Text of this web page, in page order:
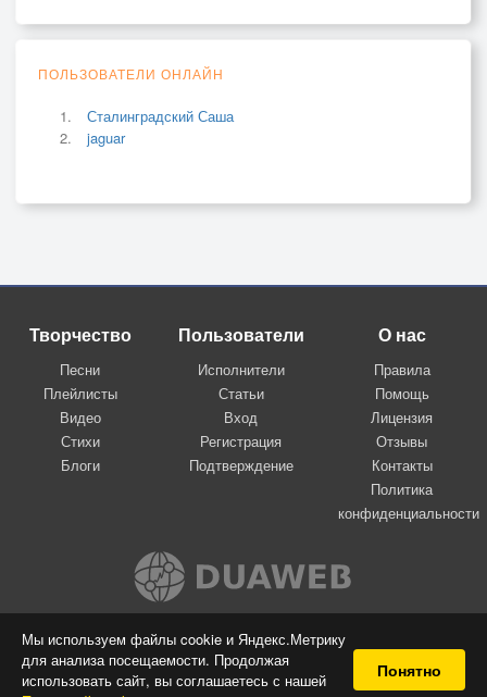
Мы используем файлы cookie и Яндекс.Метрику
для анализа посещаемости. Продолжая
использовать сайт, вы соглашаетесь с нашей
Понятно
ПОЛЬЗОВАТЕЛИ ОНЛАЙН
Сталинградский Саша
jaguar
Творчество
Песни
Плейлисты
Видео
Стихи
Блоги
Пользователи
Исполнители
Статьи
Вход
Регистрация
Подтверждение
О нас
Правила
Помощь
Лицензия
Отзывы
Контакты
Политика
конфиденциальности
Вконтакте
© 2009-2026 Я-пою
Музыкальный сайт самовыражения